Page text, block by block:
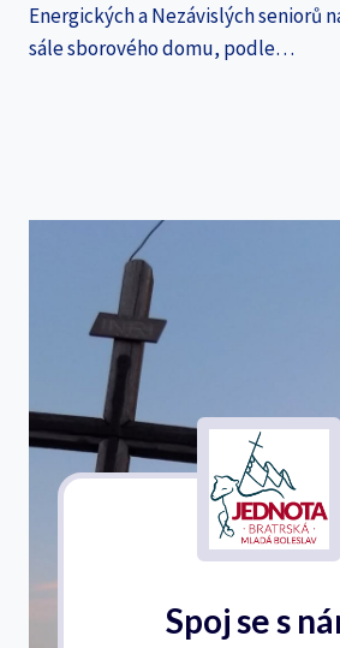
Energických a Nezávislých seniorů
sále sborového domu, podle…
Spoj se s